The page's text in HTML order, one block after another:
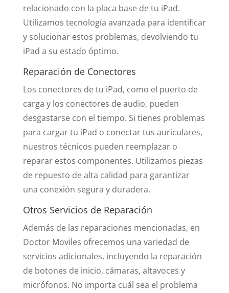
relacionado con la placa base de tu iPad.
Utilizamos tecnología avanzada para identificar
y solucionar estos problemas, devolviendo tu
iPad a su estado óptimo.
Reparación de Conectores
Los conectores de tu iPad, como el puerto de
carga y los conectores de audio, pueden
desgastarse con el tiempo. Si tienes problemas
para cargar tu iPad o conectar tus auriculares,
nuestros técnicos pueden reemplazar o
reparar estos componentes. Utilizamos piezas
de repuesto de alta calidad para garantizar
una conexión segura y duradera.
Otros Servicios de Reparación
Además de las reparaciones mencionadas, en
Doctor Moviles ofrecemos una variedad de
servicios adicionales, incluyendo la reparación
de botones de inicio, cámaras, altavoces y
micrófonos. No importa cuál sea el problema